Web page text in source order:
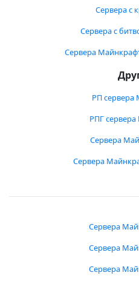
Сервера с
Сервера с
Сервера
РП сервера
РПГ
Сервера
Сервера
Сервера
Сервера
Сервера